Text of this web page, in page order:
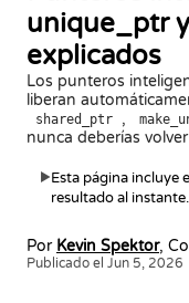
unique_ptr
explicados
Los punteros
liberan
shared_ptr ,
nunca deberías
▶Esta página incluye
resultado al instante.
Por Kevin Spektor,
Publicado el Jun 5, 2026